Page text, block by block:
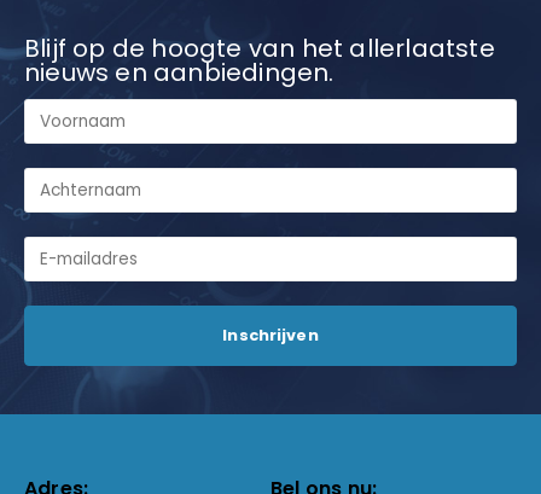
Blijf op de hoogte van het allerlaatste
nieuws en aanbiedingen.